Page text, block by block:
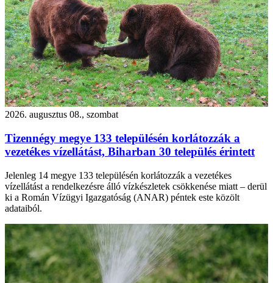
2026. augusztus 08., szombat
Tizennégy megye 133 településén korlátozzák a
vezetékes vízellátást, Biharban 30 település érintett
Jelenleg 14 megye 133 településén korlátozzák a vezetékes
vízellátást a rendelkezésre álló vízkészletek csökkenése miatt – derül
ki a Román Vízügyi Igazgatóság (ANAR) péntek este közölt
adataiból.